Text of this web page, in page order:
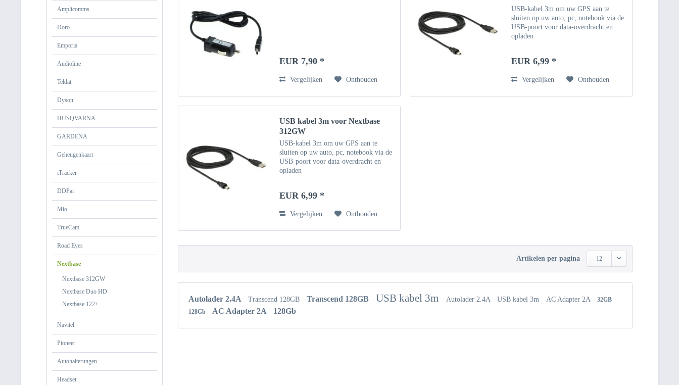
Amplicomms
Doro
Emporia
Audioline
Teldat
Dyson
HUSQVARNA
GARDENA
Geheugenkaart
iTracker
DDPai
Mio
TrueCam
Road Eyes
Nextbase
Nextbase 312GW
Nextbase Duo HD
Nextbase 122+
Navitel
Pioneer
Autohalterungen
Headset
EUR 7,90 *
Vergelijken Onthouden
USB-kabel 3m om uw GPS aan te
sluiten op uw auto, pc, notebook via de
USB-poort voor data-overdracht en
opladen
EUR 6,99 *
Vergelijken Onthouden
USB kabel 3m voor Nextbase
312GW
USB-kabel 3m om uw GPS aan te
sluiten op uw auto, pc, notebook via de
USB-poort voor data-overdracht en
opladen
EUR 6,99 *
Vergelijken Onthouden
Artikelen per pagina 12
Autolader 2.4A Transcend 128GB Transcend 128GB USB kabel 3m Autolader 2.4A USB kabel 3m AC Adapter 2A
32GB
128Gb
AC Adapter 2A 128Gb